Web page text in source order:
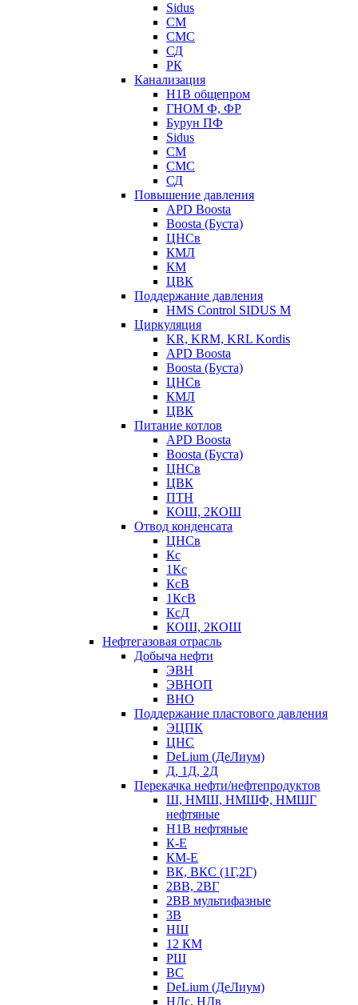
Sidus
СМ
СМС
СД
РК
Канализация
Н1В общепром
ГНОМ Ф, ФР
Бурун ПФ
Sidus
СМ
СМС
СД
Повышение давления
APD Boosta
Boosta (Буста)
ЦНСв
КМЛ
КМ
ЦВК
Поддержание давления
HMS Control SIDUS M
Циркуляция
KR, KRM, KRL Kordis
APD Boosta
Boosta (Буста)
ЦНСв
КМЛ
ЦВК
Питание котлов
APD Boosta
Boosta (Буста)
ЦНСв
ЦВК
ПТН
КОШ, 2КОШ
Отвод конденсата
ЦНСв
Кс
1Кс
КсВ
1КсВ
КсД
КОШ, 2КОШ
Нефтегазовая отрасль
Добыча нефти
ЭВН
ЭВНОП
ВНО
Поддержание пластового давления
ЭЦПК
ЦНС
DeLium (ДеЛиум)
Д, 1Д, 2Д
Перекачка нефти/нефтепродуктов
Ш, НМШ, НМШФ, НМШГ
нефтяные
Н1В нефтяные
К-Е
КМ-Е
ВК, ВКС (1Г,2Г)
2ВВ, 2ВГ
2ВВ мультифазные
3В
НШ
12 КМ
РШ
ВС
DeLium (ДеЛиум)
НДс, НДв